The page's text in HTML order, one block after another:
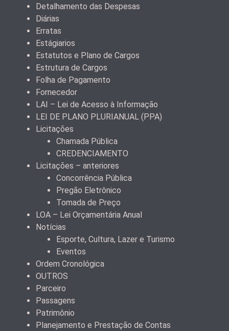
Detalhamento das Despesas
Diárias
Erratas
Estágiarios
Estatutos e Plano de Cargos
Estrutura de Cargos
Folha de Pagamento
Fornecedor
LAI – Lei de Acesso à Informação
LEI DE PLANO PLURIANUAL (PPA)
Licitações
Chamada Pública
CREDENCIAMENTO
Licitações – anteriores
Concorrência Pública
Pregão Eletrônico
Tomada de Preço
LOA – Lei Orçamentária Anual
Notícias
Esporte, Cultura, Lazer e Turismo
Eventos
Ordem Cronológica
OUTROS
Parceiro
Passagens
Patrimônio
Planejamento e Prestação de Contas